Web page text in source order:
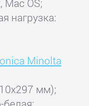
Mac OS;
нагрузка:
Minolta
мм);